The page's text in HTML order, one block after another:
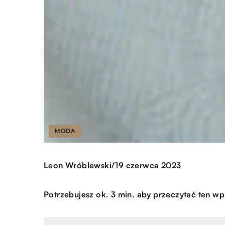
MODA
Leon Wróblewski/19 czerwca 2023
Potrzebujesz ok. 3 min. aby przeczytać ten